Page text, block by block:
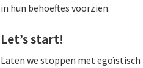
in hun behoeftes voorzien.
Let’s start!
Laten we stoppen met